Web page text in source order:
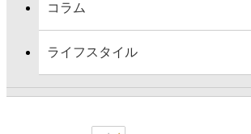
コラム
ライフスタイル